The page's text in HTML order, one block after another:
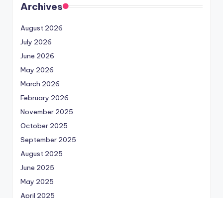
Archives
August 2026
July 2026
June 2026
May 2026
March 2026
February 2026
November 2025
October 2025
September 2025
August 2025
June 2025
May 2025
April 2025